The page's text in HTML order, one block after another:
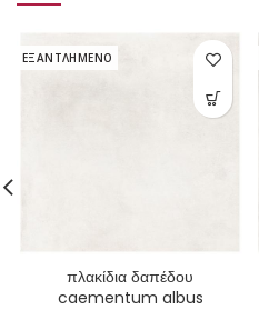
ΕΞΑΝΤΛΗΜΕΝΟ
πλακίδια δαπέδου
caementum albus